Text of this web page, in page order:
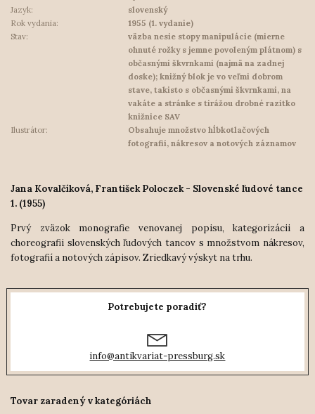
Jazyk:
slovenský
Rok vydania:
1955 (1. vydanie)
Stav:
väzba nesie stopy manipulácie (mierne
ohnuté rožky s jemne povoleným plátnom) s
občasnými škvrnkami (najmä na zadnej
doske); knižný blok je vo veľmi dobrom
stave, takisto s občasnými škvrnkami, na
vakáte a stránke s tirážou drobné razítko
knižnice SAV
Ilustrátor:
Obsahuje množstvo hĺbkotlačových
fotografií, nákresov a notových záznamov
Jana Kovalčíková, František Poloczek - Slovenské ľudové tance
1. (1955)
Prvý zväzok monografie venovanej popisu, kategorizácii a
choreografii slovenských ľudových tancov s množstvom nákresov,
fotografií a notových zápisov. Zriedkavý výskyt na trhu.
Potrebujete poradiť?
info@antikvariat-pressburg.sk
Tovar zaradený v kategóriách